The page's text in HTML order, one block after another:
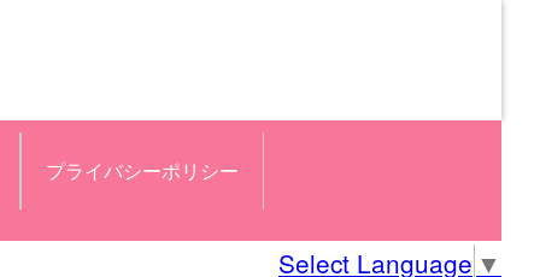
プライバシーポリシー
Select Language ▼